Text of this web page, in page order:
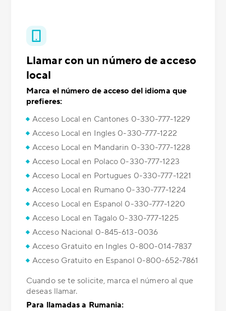
Llamar con un número de acceso
local
Marca el número de acceso del idioma que
prefieres:
Acceso Local en Cantones 0-330-777-1229
Acceso Local en Ingles 0-330-777-1222
Acceso Local en Mandarin 0-330-777-1228
Acceso Local en Polaco 0-330-777-1223
Acceso Local en Portugues 0-330-777-1221
Acceso Local en Rumano 0-330-777-1224
Acceso Local en Espanol 0-330-777-1220
Acceso Local en Tagalo 0-330-777-1225
Acceso Nacional 0-845-613-0036
Acceso Gratuito en Ingles 0-800-014-7837
Acceso Gratuito en Espanol 0-800-652-7861
Cuando se te solicite, marca el número al que
deseas llamar.
Para llamadas a Rumania: